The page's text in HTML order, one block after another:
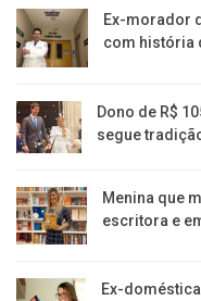
Ex-morador
com história
Dono de R$
segue
Menina que
escritora e
Ex-